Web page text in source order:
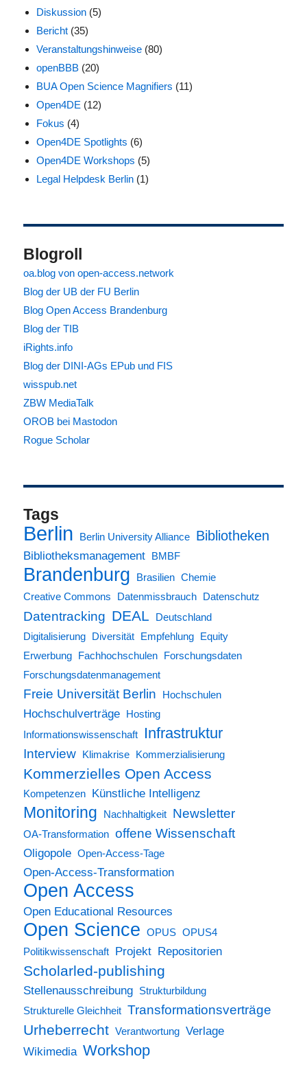
Diskussion (5)
Bericht (35)
Veranstaltungshinweise (80)
openBBB (20)
BUA Open Science Magnifiers (11)
Open4DE (12)
Fokus (4)
Open4DE Spotlights (6)
Open4DE Workshops (5)
Legal Helpdesk Berlin (1)
Blogroll
oa.blog von open-access.network
Blog der UB der FU Berlin
Blog Open Access Brandenburg
Blog der TIB
iRights.info
Blog der DINI-AGs EPub und FIS
wisspub.net
ZBW MediaTalk
OROB bei Mastodon
Rogue Scholar
Tags
Berlin Berlin University Alliance Bibliotheken
Bibliotheksmanagement BMBF
Brandenburg Brasilien Chemie
Creative Commons
Datenmissbrauch Datenschutz
Datentracking DEAL
Deutschland
Digitalisierung
Diversität Empfehlung
Equity
Erwerbung
Fachhochschulen
Forschungsdaten
Forschungsdatenmanagement
Freie Universität Berlin Hochschulen
Hochschulverträge
Hosting
Informationswissenschaft
Infrastruktur
Interview Klimakrise Kommerzialisierung
Kommerzielles Open Access
Kompetenzen Künstliche Intelligenz
Monitoring Nachhaltigkeit Newsletter
OA-Transformation offene Wissenschaft
Oligopole Open-Access-Tage
Open-Access-Transformation
Open Access
Open Educational Resources
Open Science OPUS OPUS4
Politikwissenschaft
Projekt Repositorien
Scholarled-publishing
Stellenausschreibung
Strukturbildung
Strukturelle Gleichheit Transformationsverträge
Urheberrecht Verantwortung Verlage
Wikimedia Workshop